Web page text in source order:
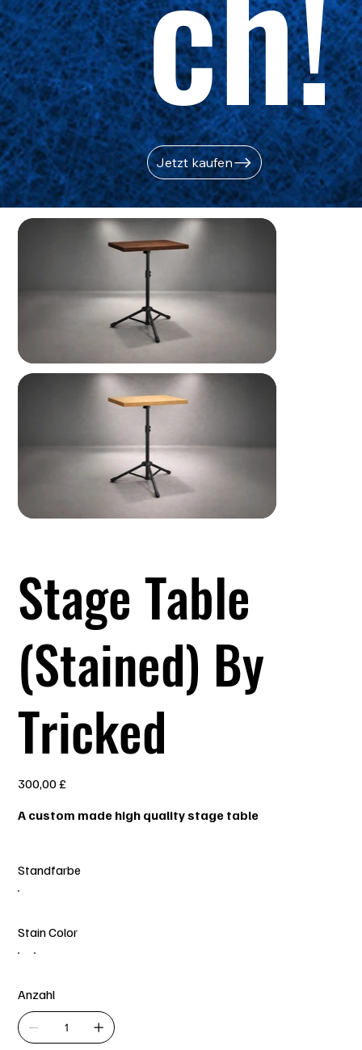
Stage Table
(Stained) By
Tricked
300,00 £
A custom made high quality stage table
Standfarbe
Stain Color
Anzahl
Jetzt kaufen